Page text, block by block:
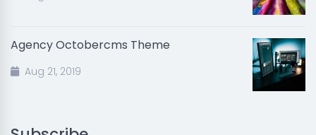
Agency Octobercms Theme
Aug 21, 2019